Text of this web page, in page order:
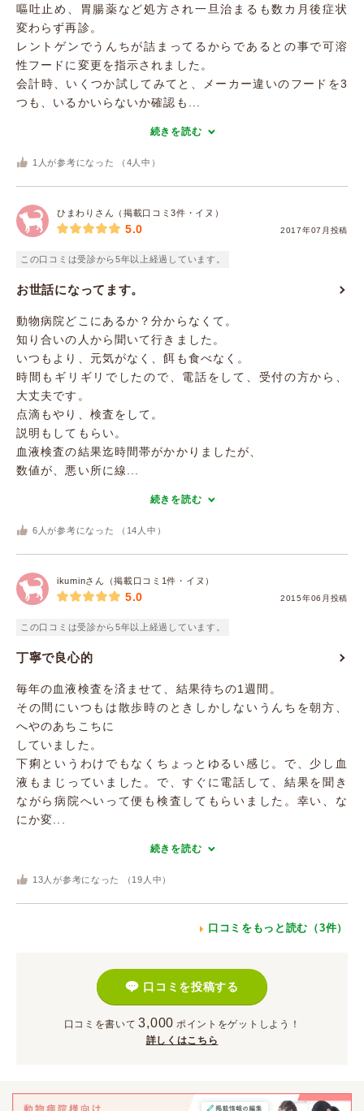
嘔吐止め、胃腸薬など処方され一旦治まるも数カ月後症状
変わらず再診。
レントゲンでうんちが詰まってるからであるとの事で可溶
性フードに変更を指示されました。
会計時、いくつか試してみてと、メーカー違いのフードを3
つも、いるかいらないか確認も...
続きを読む
1 人が参考になった （ 4 人中）
ひまわりさん（掲載口コミ3件・イヌ）
2017年07月投稿
5.0
この口コミは受診から5年以上経過しています。
お世話になってます。
動物病院どこにあるか？分からなくて。
知り合いの人から聞いて行きました。
いつもより、元気がなく、餌も食べなく。
時間もギリギリでしたので、電話をして、受付の方から、
大丈夫です。
点滴もやり、検査をして。
説明もしてもらい。
血液検査の結果迄時間帯がかかりましたが、
数値が、悪い所に線...
続きを読む
6 人が参考になった （ 14 人中）
ikuminさん（掲載口コミ1件・イヌ）
2015年06月投稿
5.0
この口コミは受診から5年以上経過しています。
丁寧で良心的
毎年の血液検査を済ませて、結果待ちの1週間。
その間にいつもは散歩時のときしかしないうんちを朝方、
へやのあちこちに
していました。
下痢というわけでもなくちょっとゆるい感じ。で、少し血
液もまじっていました。で、すぐに電話して、結果を聞き
ながら病院へいって便も検査してもらいました。幸い、な
にか変...
続きを読む
13 人が参考になった （ 19 人中）
口コミをもっと読む（3件）
口コミを投稿する
口コミを書いて 3,000 ポイント をゲットしよう！
詳しくはこちら